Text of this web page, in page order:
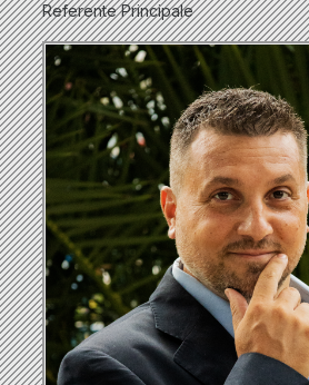
Referente Principale